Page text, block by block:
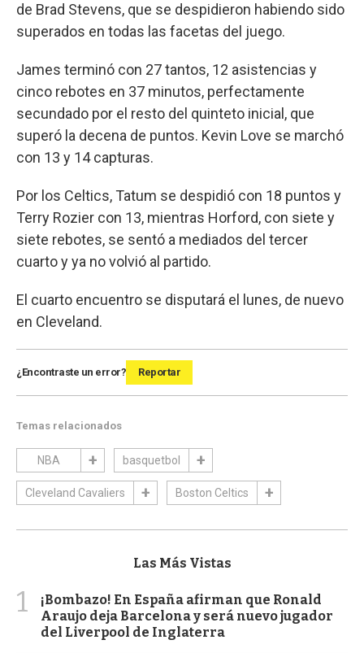
de Brad Stevens, que se despidieron habiendo sido
superados en todas las facetas del juego.
James terminó con 27 tantos, 12 asistencias y
cinco rebotes en 37 minutos, perfectamente
secundado por el resto del quinteto inicial, que
superó la decena de puntos. Kevin Love se marchó
con 13 y 14 capturas.
Por los Celtics, Tatum se despidió con 18 puntos y
Terry Rozier con 13, mientras Horford, con siete y
siete rebotes, se sentó a mediados del tercer
cuarto y ya no volvió al partido.
El cuarto encuentro se disputará el lunes, de nuevo
en Cleveland.
¿Encontraste un error? Reportar
Temas relacionados
NBA basquetbol
Cleveland Cavaliers Boston Celtics
Las Más Vistas
1
¡Bombazo! En España afirman que Ronald
Araujo deja Barcelona y será nuevo jugador
del Liverpool de Inglaterra